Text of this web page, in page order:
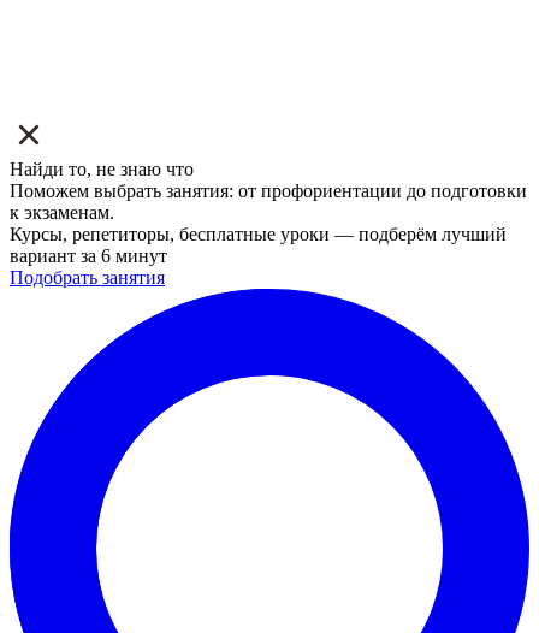
Найди то, не знаю что
Поможем выбрать занятия: от профориентации до подготовки
к экзаменам.
Курсы, репетиторы, бесплатные уроки — подберём лучший
вариант за 6 минут
Подобрать занятия